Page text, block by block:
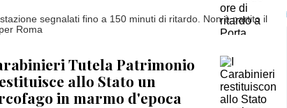
segnalati fino a 150 minuti di ritardo. Non è partito il
Roma
Tutela Patrimonio
allo Stato un
in marmo d'epoca